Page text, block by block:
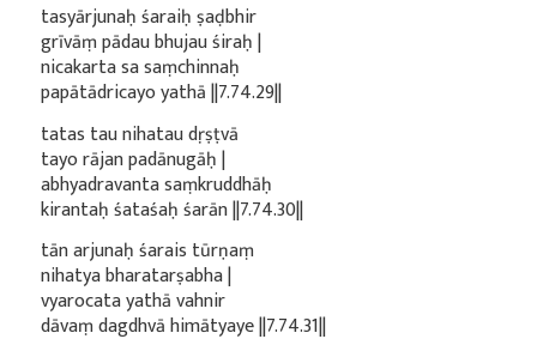
tasyārjunaḥ śaraiḥ ṣaḍbhir
grīvāṃ pādau bhujau śiraḥ |
nicakarta sa saṃchinnaḥ
papātādricayo yathā ||7.74.29||
tatas tau nihatau dṛṣṭvā
tayo rājan padānugāḥ |
abhyadravanta saṃkruddhāḥ
kirantaḥ śataśaḥ śarān ||7.74.30||
tān arjunaḥ śarais tūrṇaṃ
nihatya bharatarṣabha |
vyarocata yathā vahnir
dāvaṃ dagdhvā himātyaye ||7.74.31||